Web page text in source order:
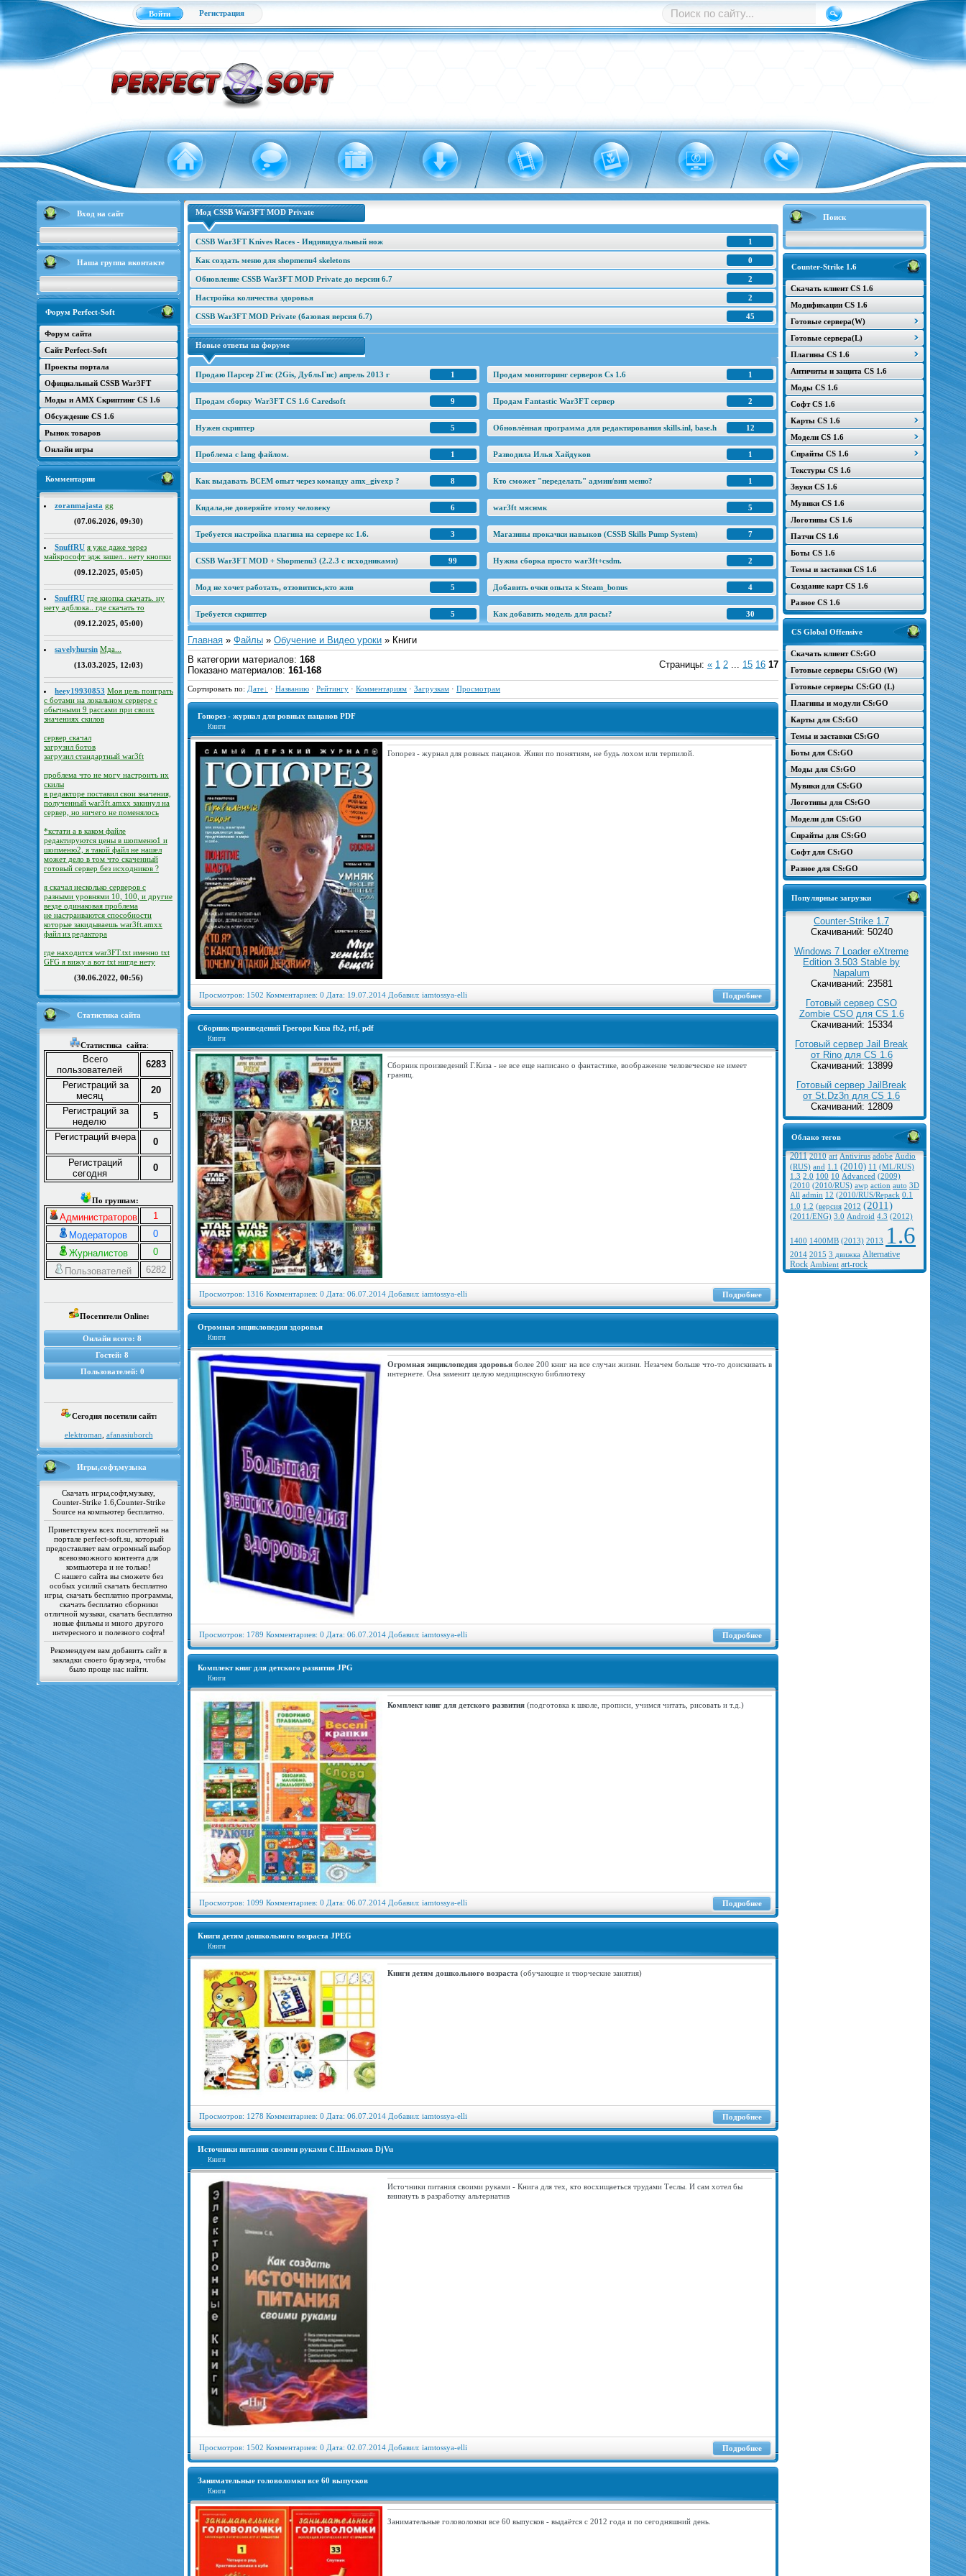
Войти Регистрация
Вход на сайт
Наша группа вконтакте
Форум Perfect-Soft
Форум сайта
Сайт Perfect-Soft
Проекты портала
Официальный CSSB War3FT
Моды и AMX Скриптинг CS 1.6
Обсуждение CS 1.6
Рынок товаров
Онлайн игры
Комментарии
zoranmajasta gg
(07.06.2026, 09:30)
SnuffRU я уже даже через
майкрософт эдж зашел.. нету кнопки
(09.12.2025, 05:05)
SnuffRU где кнопка скачать. ну
нету адблока.. где скачать то
(09.12.2025, 05:00)
savelyhursin Мда...
(13.03.2025, 12:03)
heey19930853 Моя цель поиграть
с ботами на локальном сервере с
обычными 9 рассами при своих
значениях скилов
сервер скачал
загрузил ботов
загрузил стандартный war3ft
проблема что не могу настроить их
скилы
в редакторе поставил свои значения,
полученный war3ft.amxx закинул на
сервер, но ничего не поменялось
*кстати а в каком файле
редактируются цены в шопменю1 и
шопменю2, я такой файл не нашел
может дело в том что скаченный
готовый сервер без исходников ?
я скачал несколько серверов с
разными уровнями 10, 100, и другие
везде одинаковая проблема
не настраиваются способности
которые закидываешь war3ft.amxx
файл из редактора
где находится war3FT.txt именно txt
GFG я вижу а вот txt нигде нету
(30.06.2022, 00:56)
Статистика сайта
Статистика сайта:
Всего
пользователей
6283
Регистраций за
месяц
20
Регистраций за
неделю
5
Регистраций вчера
0
Регистраций
сегодня
0
По группам:
Администраторов
1
Модераторов
0
Журналистов
0
Пользователей
6282
Посетители Online:
Онлайн всего: 8
Гостей: 8
Пользователей: 0
Сегодня посетили сайт:
elektroman afanasiuborch
Игры,софт,музыка
Скачать игры,софт,музыку,
Counter-Strike 1.6,Counter-Strike
Source на компьютер бесплатно.
Приветствуем всех посетителей на
портале perfect-soft.su, который
предоставляет вам огромный выбор
всевозможного контента для
компьютера и не только!
С нашего сайта вы сможете без
особых усилий скачать бесплатно
игры, скачать бесплатно программы,
скачать бесплатно сборники
отличной музыки, скачать бесплатно
новые фильмы и много другого
интересного и полезного софта!
Рекомендуем вам добавить сайт в
закладки своего браузера, чтобы
было проще нас найти.
Поиск
Counter-Strike 1.6
Скачать клиент CS 1.6
Модификации CS 1.6
Готовые сервера(W)
Готовые сервера(L)
Плагины CS 1.6
Античиты и защита CS 1.6
Моды CS 1.6
Софт CS 1.6
Карты CS 1.6
Модели CS 1.6
Спрайты CS 1.6
Текстуры CS 1.6
Звуки CS 1.6
Мувики CS 1.6
Логотипы CS 1.6
Патчи CS 1.6
Боты CS 1.6
Темы и заставки CS 1.6
Создание карт CS 1.6
Разное CS 1.6
CS Global Offensive
Скачать клиент CS:GO
Готовые серверы CS:GO (W)
Готовые серверы CS:GO (L)
Плагины и модули CS:GO
Карты для CS:GO
Темы и заставки CS:GO
Боты для CS:GO
Моды для CS:GO
Мувики для CS:GO
Логотипы для CS:GO
Модели для CS:GO
Спрайты для CS:GO
Софт для CS:GO
Разное для CS:GO
Популярные загрузки
Counter-Strike 1.7
Скачиваний: 50240
Windows 7 Loader eXtreme
Edition 3.503 Stable by
Napalum
Скачиваний: 23581
Готовый сервер CSO
Zombie CSO для CS 1.6
Скачиваний: 15334
Готовый сервер Jail Break
от Rino для CS 1.6
Скачиваний: 13899
Готовый сервер JailBreak
от St.Dz3n для CS 1.6
Скачиваний: 12809
Облако тегов
2011 2010 art Antivirus adobe Audio
(RUS) and 1.1 (2010) 11 (ML/RUS)
1.3 2.0 100 10 Advanced (2009)
(2010 (2010/RUS) awp action auto 3D
All admin 12 (2010/RUS/Repack 0.1
1.0 1.2 (версия 2012 (2011)
(2011/ENG) 3.0 Android 4.3 (2012)
1400 1400MB (2013) 2013 1.6
2014 2015 3 движка Alternative
Rock Ambient art-rock
Мод CSSB War3FT MOD Private
1
CSSB War3FT Knives Races - Индивидуальный нож
0
Как создать меню для shopmenu4 skeletons
2
Обновление CSSB War3FT MOD Private до версии 6.7
2
Настройка количества здоровья
45
CSSB War3FT MOD Private (базовая версия 6.7)
Новые ответы на форуме
1
Продаю Парсер 2Гис (2Gis, ДубльГис) апрель 2013 г 1
Продам мониторинг серверов Cs 1.6
9
Продам сборку War3FT CS 1.6 Caredsoft 2
Продам Fantastic War3FT сервер
5
Нужен скриптер 12
Обновлённая программа для редактирования skills.inl, base.h
1
Проблема с lang файлом. 1
Разводила Илья Хайдуков
8
Как выдавать ВСЕМ опыт через команду amx_givexp ? 1
Кто сможет "переделать" админ/вип меню?
6
Кидала,не доверяйте этому человеку 5
war3ft мяснмк
3
Требуется настройка плагина на сервере кс 1.6. 7
Магазины прокачки навыков (CSSB Skills Pump System)
99
CSSB War3FT MOD + Shopmenu3 (2.2.3 c исходниками) 2
Нужна сборка просто war3ft+csdm.
5
Мод не хочет работать, отзовитись,кто жив 4
Добавить очки опыта к Steam_bonus
5
Требуется скриптер 30
Как добавить модель для расы?
Главная » Файлы » Обучение и Видео уроки » Книги
В категории материалов: 168
Показано материалов: 161-168
Страницы: « 1 2 ... 15 16 17
Сортировать по: Дате · Названию · Рейтингу · Комментариям · Загрузкам · Просмотрам
Гопорез - журнал для ровных пацанов PDF
Книги
Гопорез - журнал для ровных пацанов. Живи по понятиям, не будь лохом или терпилой.
Подробнее
Просмотров: 1502 Комментариев: 0 Дата: 19.07.2014 Добавил: iamtossya-elli
Сборник произведений Грегори Киза fb2, rtf, pdf
Книги
Сборник произведений Г.Киза - не все еще написано о фантастике, воображение человеческое не имеет
границ.
Подробнее
Просмотров: 1316 Комментариев: 0 Дата: 06.07.2014 Добавил: iamtossya-elli
Огромная энциклопедия здоровья
Книги
Огромная энциклопедия здоровья более 200 книг на все случаи жизни. Незачем больше что-то доискивать в
интернете. Она заменит целую медицинскую библиотеку
Подробнее
Просмотров: 1789 Комментариев: 0 Дата: 06.07.2014 Добавил: iamtossya-elli
Комплект книг для детского развития JPG
Книги
Комплект книг для детского развития (подготовка к школе, прописи, учимся читать, рисовать и т.д.)
Подробнее
Просмотров: 1099 Комментариев: 0 Дата: 06.07.2014 Добавил: iamtossya-elli
Книги детям дошкольного возраста JPEG
Книги
Книги детям дошкольного возраста (обучающие и творческие занятия)
Подробнее
Просмотров: 1278 Комментариев: 0 Дата: 06.07.2014 Добавил: iamtossya-elli
Источники питания своими руками С.Шамаков DjVu
Книги
Источники питания своими руками - Книга для тех, кто восхищаеться трудами Теслы. И сам хотел бы
вникнуть в разработку альтернатив
Подробнее
Просмотров: 1502 Комментариев: 0 Дата: 02.07.2014 Добавил: iamtossya-elli
Занимательные головоломки все 60 выпусков
Книги
Занимательные головоломки все 60 выпусков - выдаётся с 2012 года и по сегодняшний день.